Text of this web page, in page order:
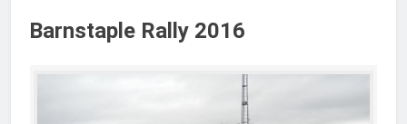
Barnstaple Rally 2016